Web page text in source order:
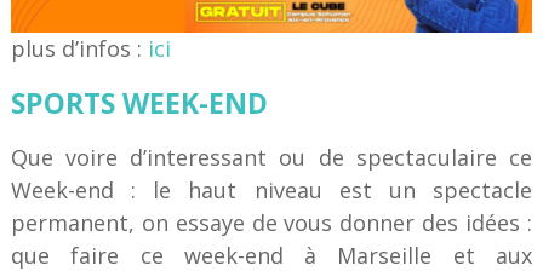
plus d’infos : ici
SPORTS WEEK-END
Que voire d’interessant ou de spectaculaire ce
Week-end : le haut niveau est un spectacle
permanent, on essaye de vous donner des idées :
que faire ce week-end à Marseille et aux